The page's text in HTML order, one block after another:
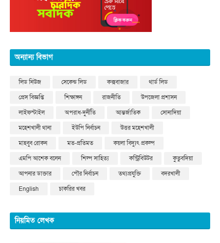
অন্যান্য বিভাগ
লিড নিউজ সেকেন্ড লিড কক্সবাজার
থার্ড লিড
প্রেস বিজ্ঞপ্তি
শিক্ষাঙ্গন রাজনীতি
উপজেলা প্রশাসন
লাইফস্টাইল
অপরাধ-দুর্নীতি আন্তর্জাতিক
সোনাদিয়া
মহেশখালী থানা
ইউপি নির্বাচন
উত্তর মহেশখালী
মাহবুব রোকন
মত-প্রতিমত
কয়লা বিদ্যুৎ প্রকল্প
এমপি আশেক বলেন
শিল্প সাহিত্য কন্ট্রিবিউটর
কুতুবদিয়া
আপনার ডাক্তার
পৌর নির্বাচন তথ্যপ্রযুক্তি
বদরখালী
English
চাকরির খবর
নিয়মিত লেখক